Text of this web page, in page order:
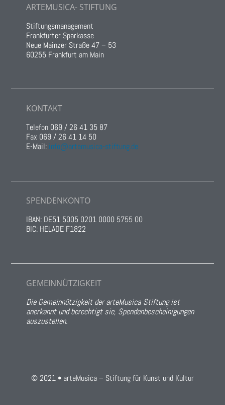
ARTEMUSICA- STIFTUNG
Stiftungsmanagement
Frankfurter Sparkasse
Neue Mainzer Straße 47 – 53
60255 Frankfurt am Main
KONTAKT
Telefon 069 / 26 41 35 87
Fax 069 / 26 41 14 50
E-Mail: info@artemusica-stiftung.de
SPENDENKONTO
IBAN: DE51 5005 0201 0000 5755 00
BIC: HELADE F1822
GEMEINNÜTZIGKEIT
Die Gemeinnützigkeit der arteMusica-Stiftung ist
anerkannt und berechtigt sie, Spendenbescheinigungen
auszustellen.
© 2021 • arteMusica – Stiftung für Kunst und Kultur